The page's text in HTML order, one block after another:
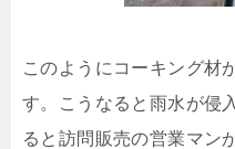
このようにコーキング材
す。こうなると雨水が侵
ると訪問販売の営業マン